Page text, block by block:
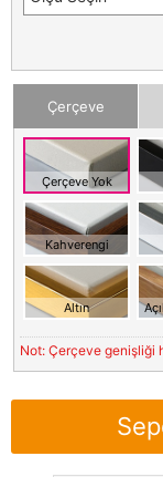
Çerçeve
Çerçeve Yok
Kahverengi
Altın
Not: Çerçeve genişliği